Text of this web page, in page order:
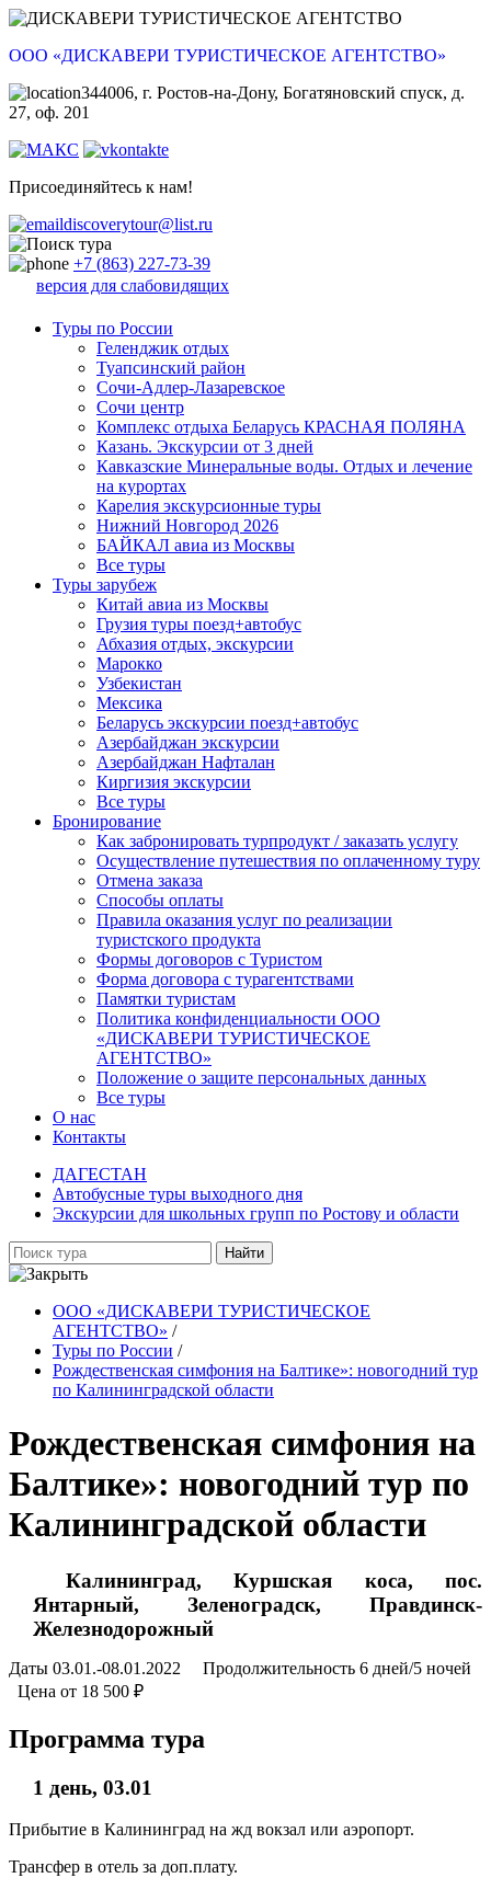
ООО «ДИСКАВЕРИ ТУРИСТИЧЕСКОЕ АГЕНТСТВО»
344006, г. Ростов-на-Дону, Богатяновский спуск, д.
27, оф. 201
Присоединяйтесь к нам!
discoverytour@list.ru
+7 (863) 227-73-39
версия для слабовидящих
Туры по России
Геленджик отдых
Туапсинский район
Сочи-Адлер-Лазаревское
Сочи центр
Комплекс отдыха Беларусь КРАСНАЯ ПОЛЯНА
Казань. Экскурсии от 3 дней
Кавказские Минеральные воды. Отдых и лечение
на курортах
Карелия экскурсионные туры
Нижний Новгород 2026
БАЙКАЛ авиа из Москвы
Все туры
Туры зарубеж
Китай авиа из Москвы
Грузия туры поезд+автобус
Абхазия отдых, экскурсии
Марокко
Узбекистан
Мексика
Беларусь экскурсии поезд+автобус
Азербайджан экскурсии
Азербайджан Нафталан
Киргизия экскурсии
Все туры
Бронирование
Как забронировать турпродукт / заказать услугу
Осуществление путешествия по оплаченному туру
Отмена заказа
Способы оплаты
Правила оказания услуг по реализации
туристского продукта
Формы договоров с Туристом
Форма договора с турагентствами
Памятки туристам
Политика конфиденциальности ООО
«ДИСКАВЕРИ ТУРИСТИЧЕСКОЕ
АГЕНТСТВО»
Положение о защите персональных данных
Все туры
О нас
Контакты
ДАГЕСТАН
Автобусные туры выходного дня
Экскурсии для школьных групп по Ростову и области
Найти
ООО «ДИСКАВЕРИ ТУРИСТИЧЕСКОЕ
АГЕНТСТВО» /
Туры по России /
Рождественская симфония на Балтике»: новогодний тур
по Калининградской области
Рождественская симфония на
Балтике»: новогодний тур по
Калининградской области
Калининград, Куршская коса, пос.
Янтарный, Зеленоградск, Правдинск-
Железнодорожный
Даты 03.01.-08.01.2022 Продолжительность 6 дней/5 ночей
Цена от 18 500 ₽
Программа тура
1 день, 03.01
Прибытие в Калининград на жд вокзал или аэропорт.
Трансфер в отель за доп.плату.